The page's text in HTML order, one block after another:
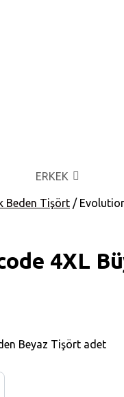
ERKEK
Beden Tişört /
4XL
Beyaz Tişört adet